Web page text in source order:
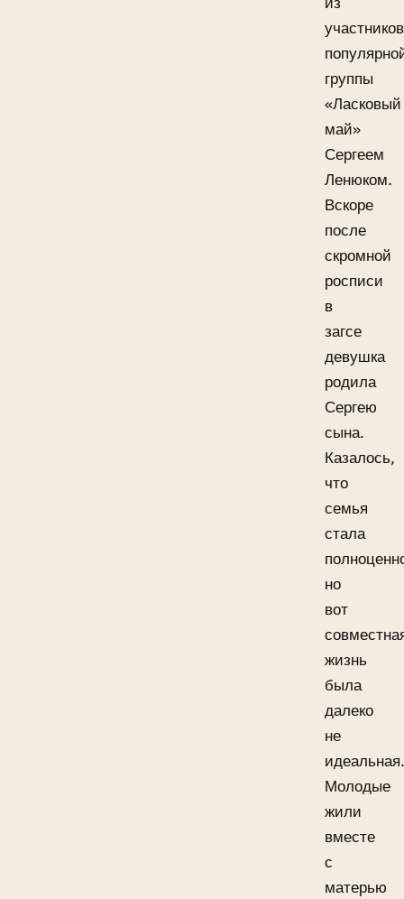
участников
группы
«Ласковый
май»
Сергеем
Ленюком.
Вскоре
после
скромной
росписи
в
загсе
девушка
родила
Сергею
сына.
Казалось,
что
семья
стала
но
вот
жизнь
была
далеко
не
идеальная.
Молодые
жили
вместе
с
матерью